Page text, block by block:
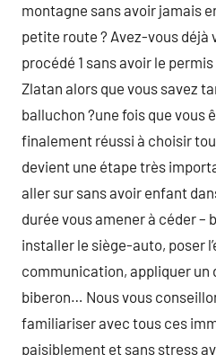
montagne sans avoir jamais
petite route ? Avez-vous déjà
procédé 1 sans avoir le
Zlatan alors que vous savez
balluchon ?une fois que vous
finalement réussi à choisir
devient une étape très
aller sur sans avoir enfant
durée vous amener à céder –
installer le siège-auto, poser
communication, appliquer un
biberon… Nous vous
familiariser avec tous ces
paisiblement et sans stress